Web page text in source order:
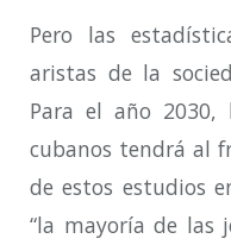
Pero las
aristas de la
Para el año 2030,
cubanos tendrá al
de estos estudios
“la mayoría de las